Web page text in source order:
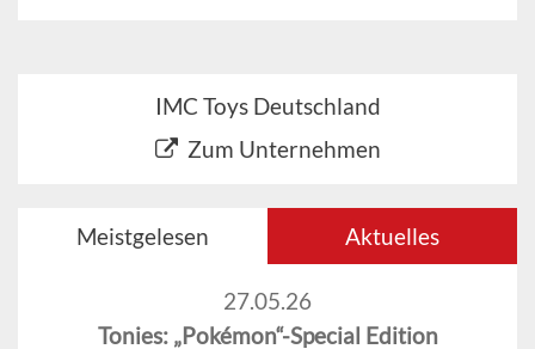
IMC Toys Deutschland
Zum Unternehmen
Meistgelesen Aktuelles
27.05.26
Tonies: „Pokémon“-Special Edition